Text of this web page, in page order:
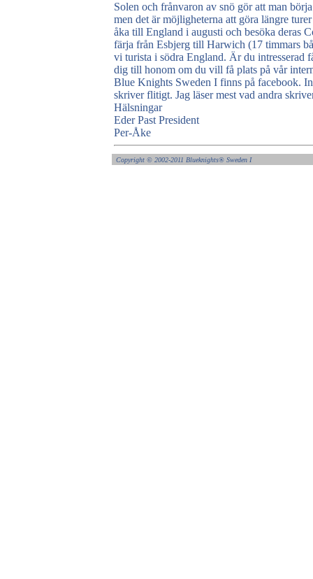
Solen och frånvaron av snö gör att man
men det är möjligheterna att göra längre
åka till England i augusti och besöka deras
färja från Esbjerg till Harwich (17 timmars
vi turista i södra England. Är du intresserad
dig till honom om du vill få plats på vår
Blue Knights Sweden I finns på facebook.
skriver flitigt. Jag läser mest vad andra
Hälsningar
Eder Past President
Per-Åke
Copyright © 2002-2011 Blueknights® Sweden I